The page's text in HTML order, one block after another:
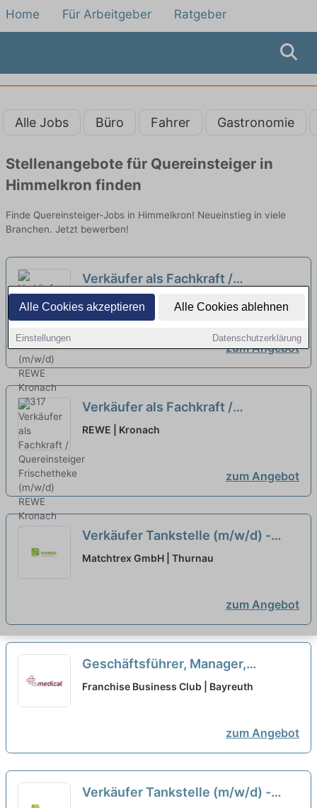
Alle Cookies akzeptieren Alle Cookies ablehnen
Einstellungen Datenschutzerklärung
Home Für Arbeitgeber Ratgeber
Alle Jobs Büro Fahrer Gastronomie
Stellenangebote für Quereinsteiger in
Himmelkron finden
Finde Quereinsteiger-Jobs in Himmelkron! Neueinstieg in viele
Branchen. Jetzt bewerben!
Verkäufer als Fachkraft /
Quereinsteiger Frischetheke
(m/w/d) neu
REWE | Kronach
zum Angebot
Verkäufer als Fachkraft /
Quereinsteiger Frischetheke
REWE | Kronach
zum Angebot
Verkäufer Tankstelle (m/w/d) -
gern Quereinsteiger
Matchtrex GmbH | Thurnau
zum Angebot
Geschäftsführer, Manager,
Quereinsteiger, Macher als
Franchise Business Club | Bayreuth
zum Angebot
Verkäufer Tankstelle (m/w/d) -